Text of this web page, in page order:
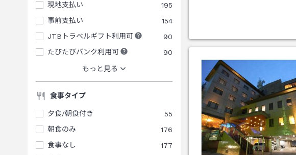
現地支払い
195
事前支払い
154
JTBトラベルギフト利用可
90
たびたびバンク利用可
90
もっと見る
食事タイプ
夕食/朝食付き
55
朝食のみ
176
食事なし
177